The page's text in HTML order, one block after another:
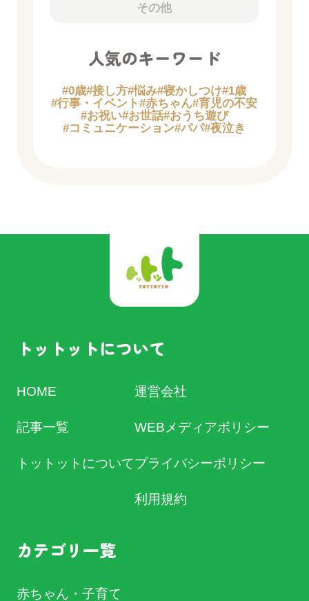
その他
人気のキーワード
#0歳#接し方#悩み#寝かしつけ#1歳
#行事・イベント#赤ちゃん#育児の不安
#お祝い#お世話#おうち遊び
#コミュニケーション#パパ#夜泣き
トットットについて
HOME
記事一覧
トットットについて
運営会社
WEBメディアポリシー
プライバシーポリシー
利用規約
カテゴリ一覧
赤ちゃん・子育て